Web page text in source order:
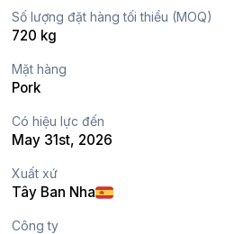
Số lượng đặt hàng tối thiểu (MOQ)
720 kg
Mặt hàng
Pork
Có hiệu lực đến
May 31st, 2026
Xuất xứ
Tây Ban Nha
Công ty